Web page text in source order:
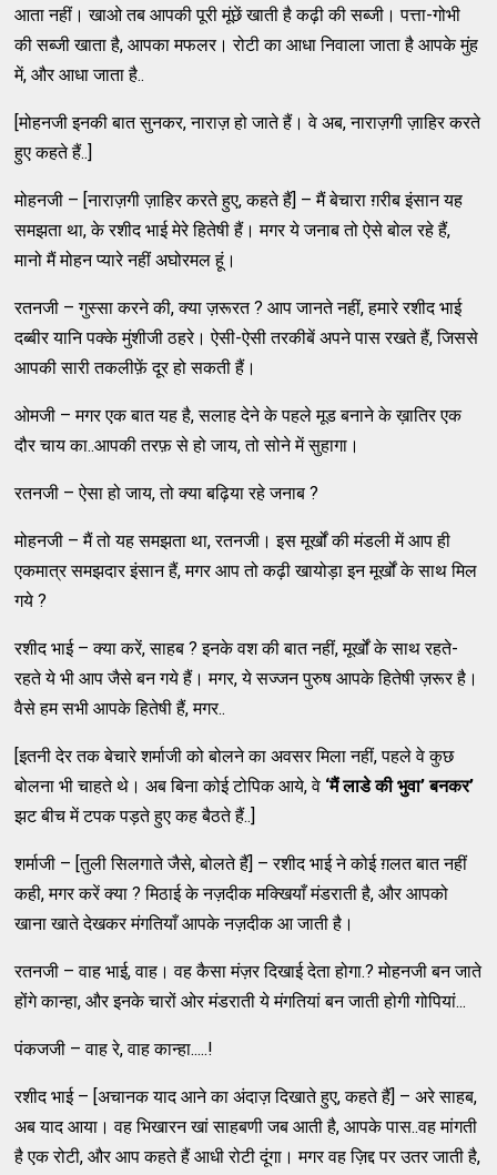
आता नहीं। खाओ तब आपकी पूरी मूंछें खाती है कढ़ी की सब्जी। पत्ता-गोभी
की सब्जी खाता है, आपका मफलर। रोटी का आधा निवाला जाता है आपके मुंह
में, और आधा जाता है..
[मोहनजी इनकी बात सुनकर, नाराज़ हो जाते हैं। वे अब, नाराज़गी ज़ाहिर करते
हुए कहते हैं..]
मोहनजी – [नाराज़गी ज़ाहिर करते हुए, कहते हैं] – मैं बेचारा ग़रीब इंसान यह
समझता था, के रशीद भाई मेरे हितेषी हैं। मगर ये जनाब तो ऐसे बोल रहे हैं,
मानो मैं मोहन प्यारे नहीं अघोरमल हूं।
रतनजी – गुस्सा करने की, क्या ज़रूरत ? आप जानते नहीं, हमारे रशीद भाई
दब्बीर यानि पक्के मुंशीजी ठहरे। ऐसी-ऐसी तरकीबें अपने पास रखते हैं, जिससे
आपकी सारी तकलीफ़ें दूर हो सकती हैं।
ओमजी – मगर एक बात यह है, सलाह देने के पहले मूड बनाने के ख़ातिर एक
दौर चाय का..आपकी तरफ़ से हो जाय, तो सोने में सुहागा।
रतनजी – ऐसा हो जाय, तो क्या बढ़िया रहे जनाब ?
मोहनजी – मैं तो यह समझता था, रतनजी। इस मूर्खों की मंडली में आप ही
एकमात्र समझदार इंसान हैं, मगर आप तो कढ़ी खायोड़ा इन मूर्खों के साथ मिल
गये ?
रशीद भाई – क्या करें, साहब ? इनके वश की बात नहीं, मूर्खों के साथ रहते-
रहते ये भी आप जैसे बन गये हैं। मगर, ये सज्जन पुरुष आपके हितेषी ज़रूर है।
वैसे हम सभी आपके हितेषी हैं, मगर..
[इतनी देर तक बेचारे शर्माजी को बोलने का अवसर मिला नहीं, पहले वे कुछ
बोलना भी चाहते थे। अब बिना कोई टोपिक आये, वे ‘मैं लाडे की भुवा’बनकर’
झट बीच में टपक पड़ते हुए कह बैठते हैं..]
शर्माजी – [तुली सिलगाते जैसे, बोलते हैं] – रशीद भाई ने कोई ग़लत बात नहीं
कही, मगर करें क्या ? मिठाई के नज़दीक मक्खियाँ मंडराती है, और आपको
खाना खाते देखकर मंगतियाँ आपके नज़दीक आ जाती है।
रतनजी – वाह भाई, वाह। वह कैसा मंज़र दिखाई देता होगा.? मोहनजी बन जाते
होंगे कान्हा, और इनके चारों ओर मंडराती ये मंगतियां बन जाती होगी गोपियां...
पंकजजी – वाह रे, वाह कान्हा.....!
रशीद भाई – [अचानक याद आने का अंदाज़ दिखाते हुए, कहते हैं] – अरे साहब,
अब याद आया। वह भिखारन खां साहबणी जब आती है, आपके पास..वह मांगती
है एक रोटी, और आप कहते हैं आधी रोटी दूंगा। मगर वह ज़िद्द पर उतर जाती है,